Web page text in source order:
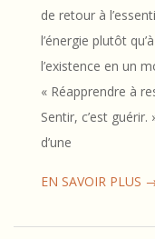
de retour à
l’énergie plutôt
l’existence en un
« Réapprendre à
Sentir, c’est
d’une
EN SAVOIR PLUS